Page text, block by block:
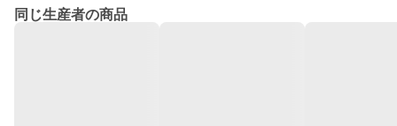
同じ生産者の商品